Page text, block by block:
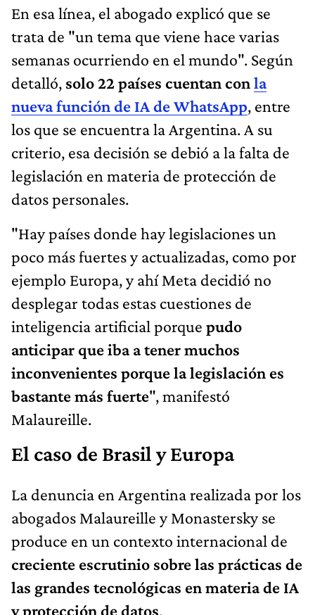
En esa línea, el abogado explicó que se
trata de "un tema que viene hace varias
semanas ocurriendo en el mundo". Según
detalló, solo 22 países cuentan conla
nueva función de IA de WhatsApp, entre
los que se encuentra la Argentina. A su
criterio, esa decisión se debió a la falta de
legislación en materia de protección de
datos personales.
"Hay países donde hay legislaciones un
poco más fuertes y actualizadas, como por
ejemplo Europa, y ahí Meta decidió no
desplegar todas estas cuestiones de
inteligencia artificial porque pudo
anticipar que iba a tener muchos
inconvenientes porque la legislación es
bastante más fuerte", manifestó
Malaureille.
El caso de Brasil y Europa
La denuncia en Argentina realizada por los
abogados Malaureille y Monastersky se
produce en un contexto internacional de
creciente escrutinio sobre las prácticas de
las grandes tecnológicas en materia de IA
y protección de datos.